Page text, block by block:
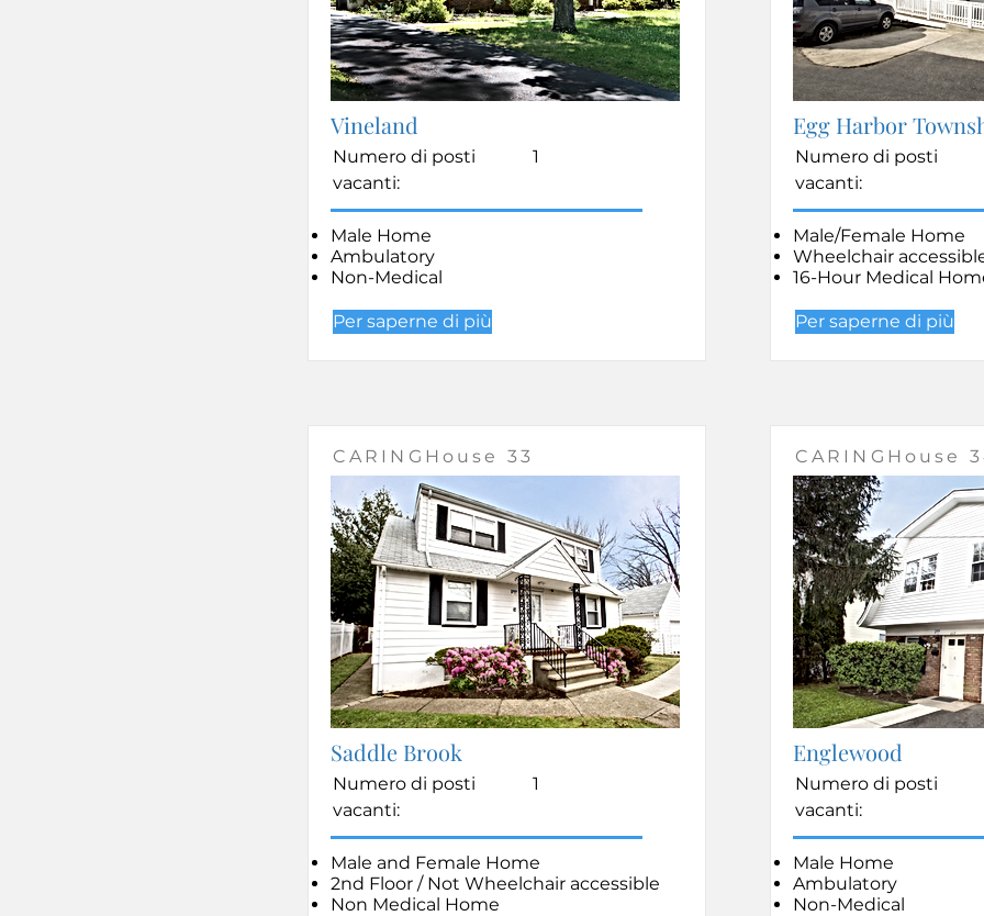
Vineland
Numero di posti
vacanti:
1
Male Home
Ambulatory
Non-Medical
Per saperne di più
CARINGHouse 33
Saddle Brook
Numero di posti
vacanti:
1
Male and Female Home
2nd Floor / Not Wheelchair accessible
Non Medical Home
Egg Harbor
Numero di posti
vacanti:
Male/Female Home
Wheelchair
16-Hour Medical
Per saperne di più
CARINGHouse
Englewood
Numero di posti
vacanti:
Male Home
Ambulatory
Non-Medical